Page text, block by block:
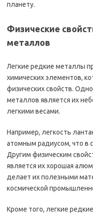
планету.
Физические
металлов
Легкие редкие металлы
химических элементов,
физических свойств.
металлов является их
легкими весами.
Например, легкость
атомным радиусом, что в
Другим физическим
является их хорошая
делает их полезными
космической
Кроме того, легкие